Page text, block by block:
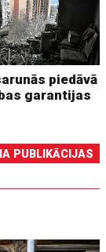
piedāvā
garantijas
PUBLIKĀCIJAS